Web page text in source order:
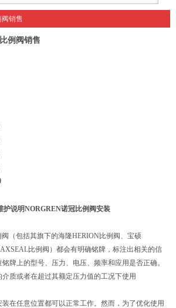
阀销售
例阀销售
护说明NORGREN诺冠比例阀安装
（包括其旗下的海隆HERION比例阀、宝硕
比例阀）都会有明确铭牌，标注出相关的信
牌上的型号、压力、电压、频率和应用是否正确。
质或者在超过其额定压力值的工况下使用
在任意位置都可以正常工作。然而，为了优化使用